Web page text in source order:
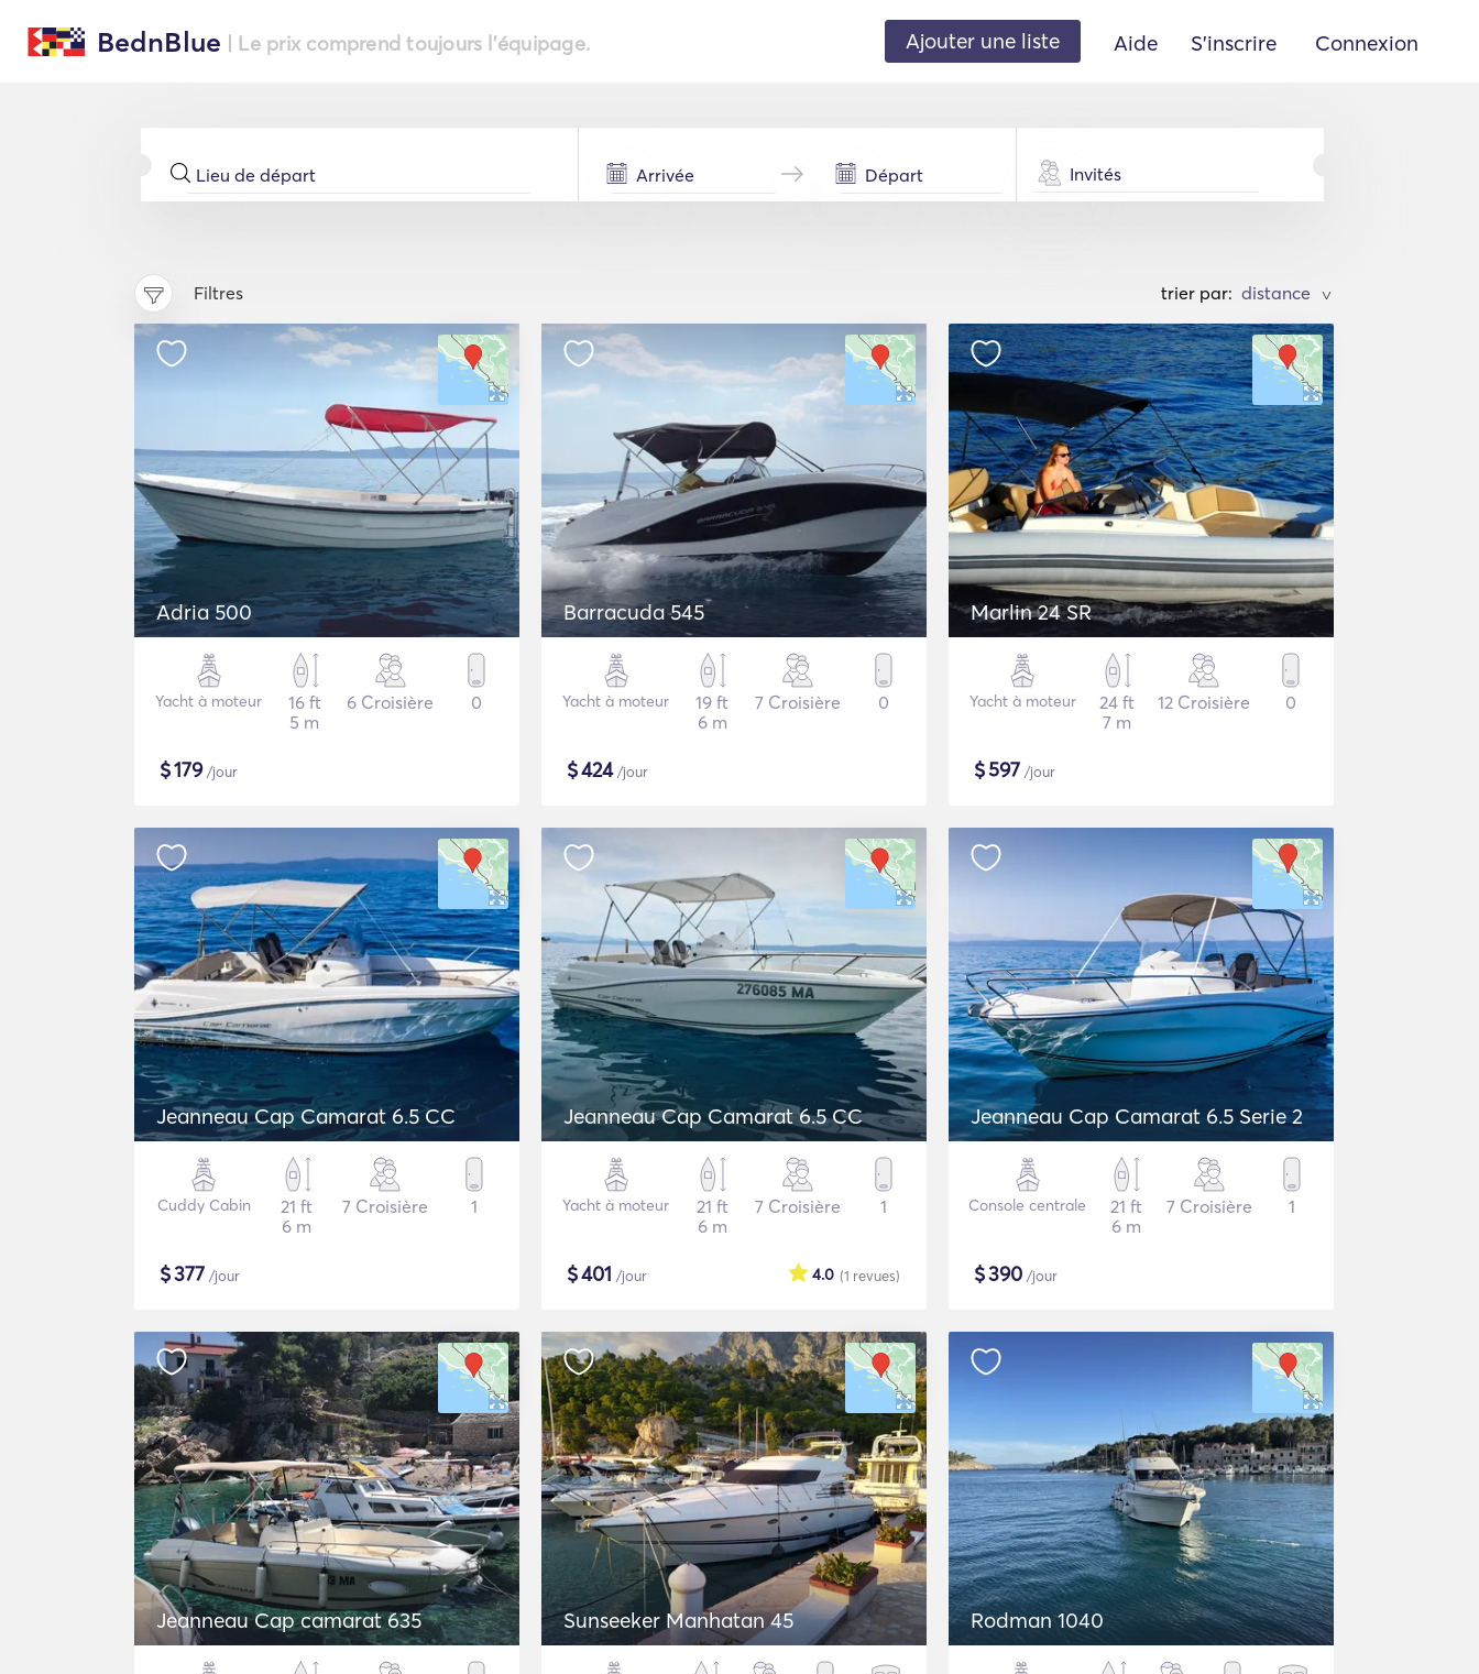
BednBlue | Le prix comprend toujours l'équipage. Ajouter une liste Aide S'inscrire Connexion
Invités
Filtres trier par: >
Adria 500
Yacht à moteur
16 ft
5 m
6 Croisière 0
$179/jour
Barracuda 545
Yacht à moteur
19 ft
6 m
7 Croisière 0
$424/jour
Marlin 24 SR
Yacht à moteur
24 ft
7 m
12 Croisière 0
$597 /jour
Jeanneau Cap Camarat 6.5 CC
Cuddy Cabin
21 ft
6 m
7 Croisière 1
$377 /jour
Jeanneau Cap Camarat 6.5 CC
Yacht à moteur
21 ft
6 m
7 Croisière 1
$401 /jour (1 revues)
4.0
Jeanneau Cap Camarat 6.5 Serie 2
Console centrale
21 ft
6 m
7 Croisière 1
$390 /jour
Jeanneau Cap camarat 635 Sunseeker Manhatan 45 Rodman 1040